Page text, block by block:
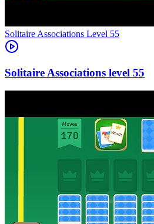
Level 55
55